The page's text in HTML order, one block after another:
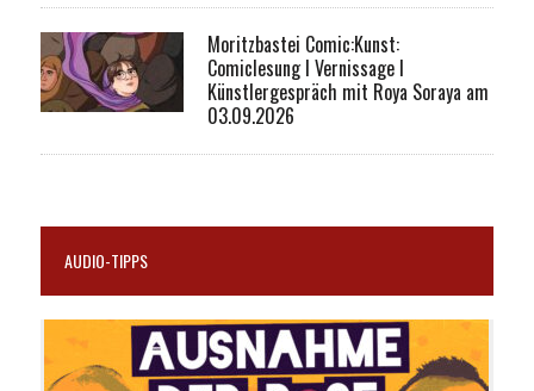
Moritzbastei Comic:Kunst:
Comiclesung I Vernissage I
Künstlergespräch mit Roya Soraya am
03.09.2026
AUDIO-TIPPS